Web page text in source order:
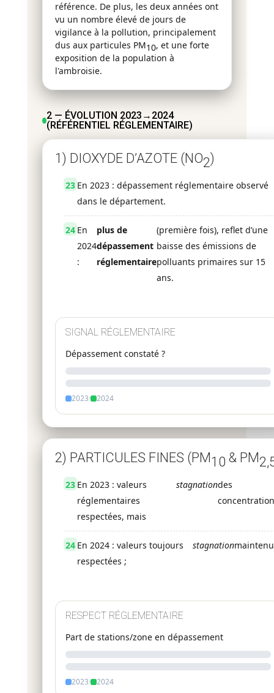
référence. De plus, les deux années ont
vu un nombre élevé de jours de
vigilance à la pollution, principalement
dus aux particules PM10, et une forte
exposition de la population à
l'ambroisie.
2 — ÉVOLUTION 2023→2024
(RÉFÉRENTIEL RÉGLEMENTAIRE)
1) DIOXYDE D’AZOTE (NO2)
23 En 2023 : dépassement réglementaire observé
dans le département.
24 En
2024
:
plus de
dépassement
réglementaire
(première fois), reflet d’une
baisse des émissions de
polluants primaires sur 15
ans.
SIGNAL RÉGLEMENTAIRE
Dépassement constaté ?
2023· 2024
2) PARTICULES FINES (PM10 & PM
23 En 2023 : valeurs
réglementaires
respectées, mais
stagnationdes
24 En 2024 : valeurs toujours
respectées ;
stagnation
RESPECT RÉGLEMENTAIRE
Part de stations/zone en dépassement
2023· 2024